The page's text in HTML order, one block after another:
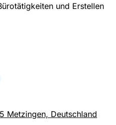
und Erstellen
Metzingen, Deutschland